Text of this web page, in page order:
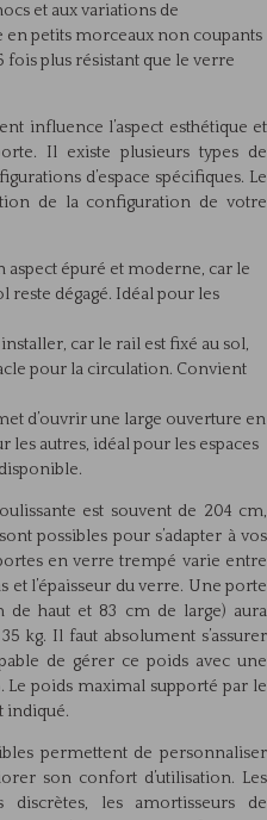
et aux variations de
petits morceaux non coupants
fois plus résistant que le verre
influence l’aspect esthétique et
Il existe plusieurs types de
d’espace spécifiques. Le
de la configuration de votre
aspect épuré et moderne, car le
reste dégagé. Idéal pour les
installer, car le rail est fixé au sol,
pour la circulation. Convient
d’ouvrir une large ouverture en
les autres, idéal pour les espaces
est souvent de 204 cm,
possibles pour s’adapter à vos
en verre trempé varie entre
et l’épaisseur du verre. Une porte
de haut et 83 cm de large) aura
kg. Il faut absolument s’assurer
de gérer ce poids avec une
Le poids maximal supporté par le
indiqué.
permettent de personnaliser
son confort d’utilisation. Les
discrètes, les amortisseurs de